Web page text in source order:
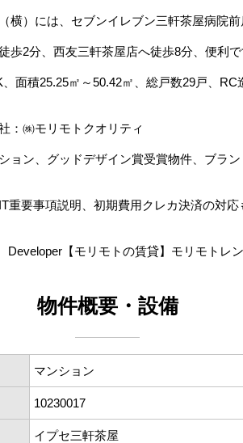
横）には、セブンイレブン三軒茶屋病院
歩2分、西友三軒茶屋店へ徒歩8分、便利
面積25.25㎡～50.42㎡、総戸数29戸、RC
：㈱モリモトクオリティ
ョン、グッドデザイン賞受賞物件、ブラ
重要事項説明、初期費用クレカ決済の対応
【モリモトの賃貸】モリモトレ
物件概要・設備
マンション
10230017
イプセ三軒茶屋